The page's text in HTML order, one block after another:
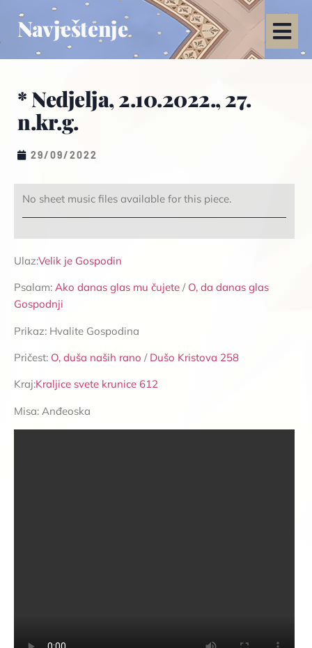
Navještenje
* Nedjelja, 2.10.2022., 27.
n.kr.g.
29/09/2022
No sheet music files available for this piece.
Ulaz:Velik je Gospodin
Psalam: Ako danas glas mu čujete / O, da danas glas
Gospodnji
Prikaz: Hvalite Gospodina
Pričest: O, duša naših rano / Dušo Kristova 258
Kraj:Kraljice svete krunice 612
Misa: Anđeoska